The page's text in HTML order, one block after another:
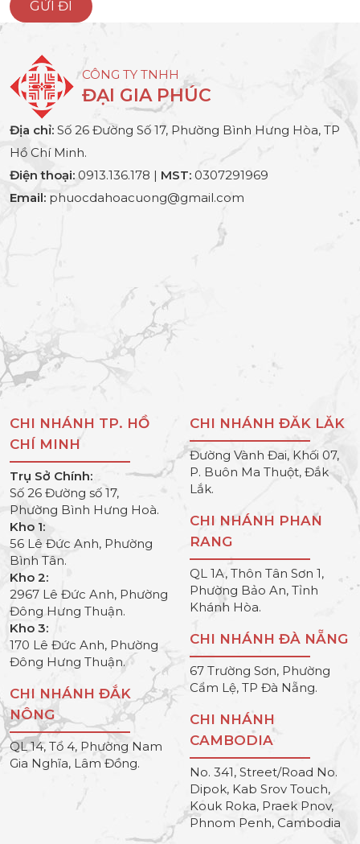
CÔNG TY TNHH
ĐẠI GIA PHÚC
Địa chỉ: Số 26 Đường Số 17, Phường Bình Hưng Hòa, TP
Hồ Chí Minh.
Điện thoại: 0913.136.178 | MST: 0307291969
Email: phuocdahoacuong@gmail.com
CHI NHÁNH TP. HỒ
CHÍ MINH
Trụ Sở Chính:
Số 26 Đường số 17,
Phường Bình Hưng Hoà.
Kho 1:
56 Lê Đức Anh, Phường
Bình Tân.
Kho 2:
2967 Lê Đức Anh, Phường
Đông Hưng Thuận.
Kho 3:
170 Lê Đức Anh, Phường
Đông Hưng Thuận.
CHI NHÁNH ĐẮK
NÔNG
QL 14, Tổ 4, Phường Nam
Gia Nghĩa, Lâm Đồng.
CHI NHÁNH ĐĂK LĂK
Đường Vành Đai, Khối 07,
P. Buôn Ma Thuột, Đắk
Lắk.
CHI NHÁNH PHAN
RANG
QL 1A, Thôn Tân Sơn 1,
Phường Bảo An, Tỉnh
Khánh Hòa.
CHI NHÁNH ĐÀ NẴNG
67 Trường Sơn, Phường
Cẩm Lệ, TP Đà Nẵng.
CHI NHÁNH
CAMBODIA
No. 341, Street/Road No.
Dipok, Kab Srov Touch,
Kouk Roka, Praek Pnov,
Phnom Penh, Cambodia